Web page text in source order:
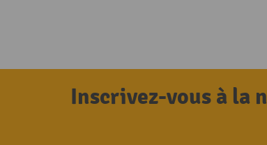
Inscrivez-vous à la